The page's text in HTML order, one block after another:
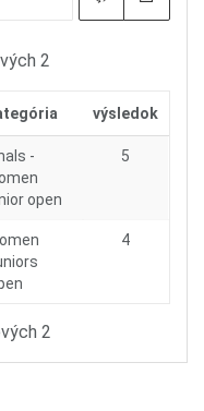
2
výsledok
-
open
5
4
2